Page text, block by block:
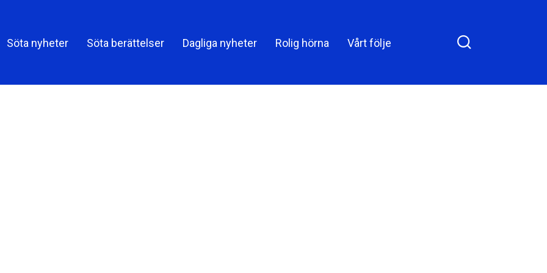
Söta nyheter Söta berättelser Dagliga nyheter Rolig hörna Vårt följe